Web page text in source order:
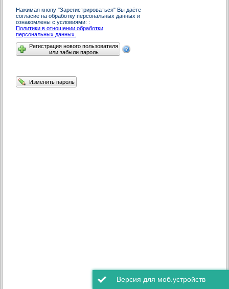
Версия для моб.устройств
Нажимая кнопу "Зарегистрироваться" Вы даёте
согласие на обработку персональных данных и
ознакомлены с условиями: :
Политики в отношении обработки
персональных данных.
Регистрация нового пользователя
или забыли пароль
Изменить пароль
Передать показания счётчиков